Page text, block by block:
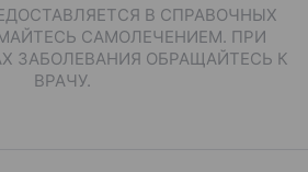
В СПРАВОЧНЫХ
САМОЛЕЧЕНИЕМ. ПРИ
ЗАБОЛЕВАНИЯ ОБРАЩАЙТЕСЬ К
ВРАЧУ.